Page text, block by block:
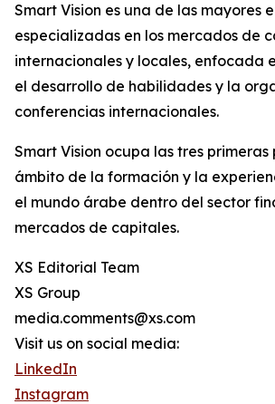
Smart Vision es una de las mayores
especializadas en los mercados de
internacionales y locales, enfocada
el desarrollo de habilidades y la
conferencias internacionales.
Smart Vision ocupa las tres primeras
ámbito de la formación y la
el mundo árabe dentro del sector
mercados de capitales.
XS Editorial Team
XS Group
media.comments@xs.com
Visit us on social media:
LinkedIn
Instagram